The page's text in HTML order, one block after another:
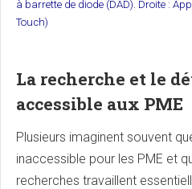
à barrette de diode (DAD). Droite :
Touch)
La recherche et le
accessible aux PME
Plusieurs imaginent souvent
inaccessible pour les PME et
recherches travaillent